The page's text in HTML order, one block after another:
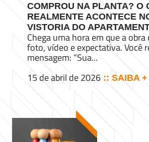
COMPROU NA PLANTA? O
REALMENTE ACONTECE
VISTORIA DO
Chega uma hora em que a obra
foto, vídeo e expectativa. Você
mensagem: “Sua...
15 de abril de 2026 :: SAIBA +